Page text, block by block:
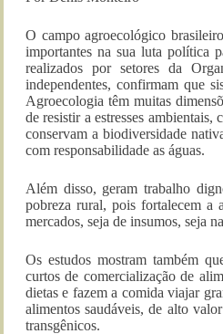
O campo agroecológico
importantes na sua luta política
realizados por setores da
independentes, confirmam que
Agroecologia têm muitas
de resistir a estresses ambientais,
conservam a biodiversidade
com responsabilidade as águas.
Além disso, geram trabalho
pobreza rural, pois fortalecem a
mercados, seja de insumos, seja
Os estudos mostram também
curtos de comercialização de
dietas e fazem a comida viajar
alimentos saudáveis, de alto
transgênicos.